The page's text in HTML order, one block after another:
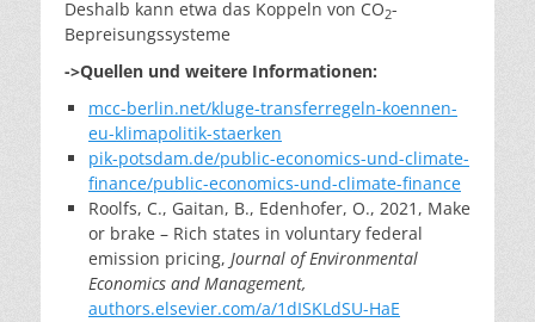
Deshalb kann etwa das Koppeln von CO2-
Bepreisungssysteme
->Quellen und weitere Informationen:
mcc-berlin.net/kluge-transferregeln-koennen-
eu-klimapolitik-staerken
pik-potsdam.de/public-economics-und-climate-
finance/public-economics-und-climate-finance
Roolfs, C., Gaitan, B., Edenhofer, O., 2021, Make
or brake – Rich states in voluntary federal
emission pricing, Journal of Environmental
Economics and Management,
authors.elsevier.com/a/1dISKLdSU-HaE